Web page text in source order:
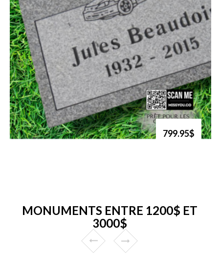
799.95$
MONUMENTS ENTRE 1200$ ET
3000$